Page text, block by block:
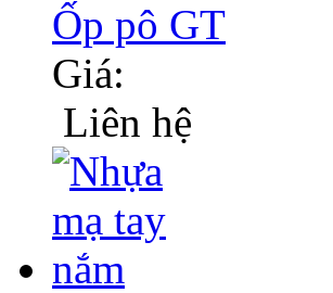
Ốp pô GT
Giá:
Liên hệ